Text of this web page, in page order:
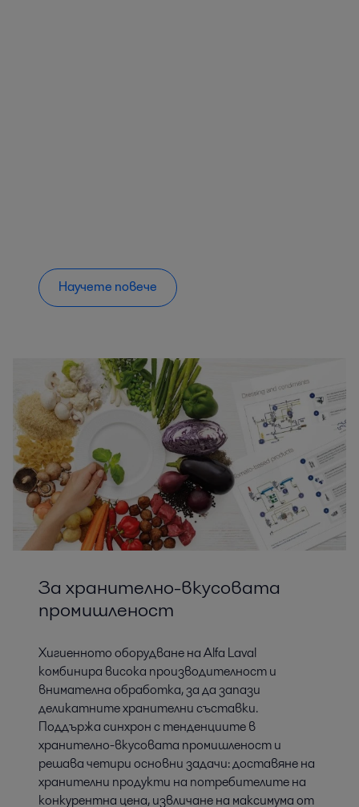
Научете повече
За хранително-вкусовата
промишленост
Хигиенното оборудване на Alfa Laval
комбинира висока производителност и
внимателна обработка, за да запази
деликатните хранителни съставки.
Поддържа синхрон с тенденциите в
хранително-вкусовата промишленост и
решава четири основни задачи: доставяне на
хранителни продукти на потребителите на
конкурентна цена, извличане на максимума от